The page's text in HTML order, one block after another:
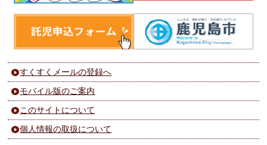
すくすくメールの登録へ
モバイル版のご案内
このサイトについて
個人情報の取扱について